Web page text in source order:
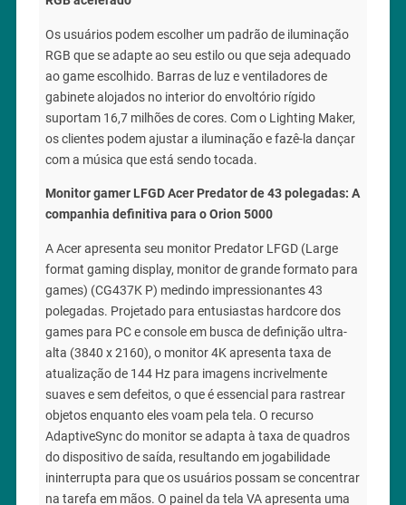
Os usuários podem escolher um padrão de iluminação
RGB que se adapte ao seu estilo ou que seja adequado
ao game escolhido. Barras de luz e ventiladores de
gabinete alojados no interior do envoltório rígido
suportam 16,7 milhões de cores. Com o Lighting Maker,
os clientes podem ajustar a iluminação e fazê-la dançar
com a música que está sendo tocada.
Monitor gamer LFGD Acer Predator de 43 polegadas: A
companhia definitiva para o Orion 5000
A Acer apresenta seu monitor Predator LFGD (Large
format gaming display, monitor de grande formato para
games) (CG437K P) medindo impressionantes 43
polegadas. Projetado para entusiastas hardcore dos
games para PC e console em busca de definição ultra-
alta (3840 x 2160), o monitor 4K apresenta taxa de
atualização de 144 Hz para imagens incrivelmente
suaves e sem defeitos, o que é essencial para rastrear
objetos enquanto eles voam pela tela. O recurso
AdaptiveSync do monitor se adapta à taxa de quadros
do dispositivo de saída, resultando em jogabilidade
ininterrupta para que os usuários possam se concentrar
na tarefa em mãos. O painel da tela VA apresenta uma